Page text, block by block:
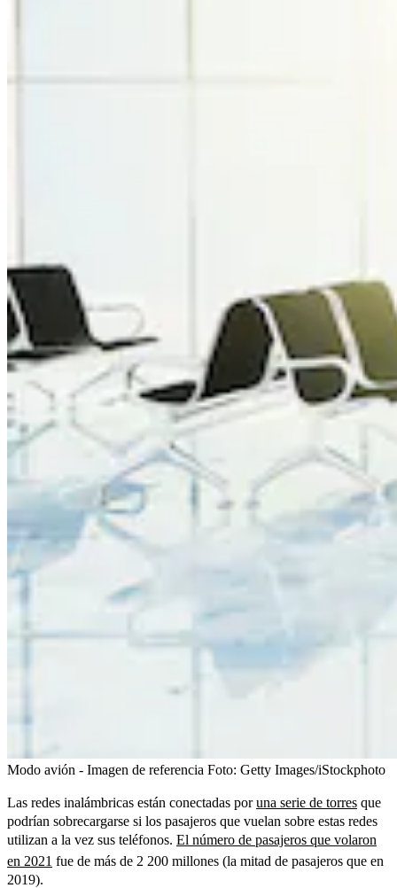
Modo avión - Imagen de referencia Foto: Getty Images/iStockphoto
Las redes inalámbricas están conectadas poruna serie de torres que
podrían sobrecargarse si los pasajeros que vuelan sobre estas redes
utilizan a la vez sus teléfonos. El número de pasajeros que volaron
en 2021 fue de más de 2 200 millones (la mitad de pasajeros que en
2019).